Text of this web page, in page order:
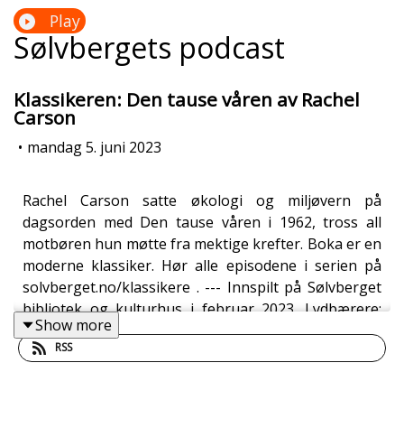
Play
Sølvbergets podcast
Klassikeren: Den tause våren av Rachel
Carson
• mandag 5. juni 2023
Rachel Carson satte økologi og miljøvern på
dagsorden med Den tause våren i 1962, tross all
motbøren hun møtte fra mektige krefter. Boka er en
moderne klassiker. Hør alle episodene i serien på
solvberget.no/klassikere . --- Innspilt på Sølvberget
bibliotek og kulturhus i februar 2023. Lydbærere:
Yngve B. Anda, Thale Dobbert og Hannah Ersland.
Stille produsent: Åsmund Ådnøy
Show more
RSS